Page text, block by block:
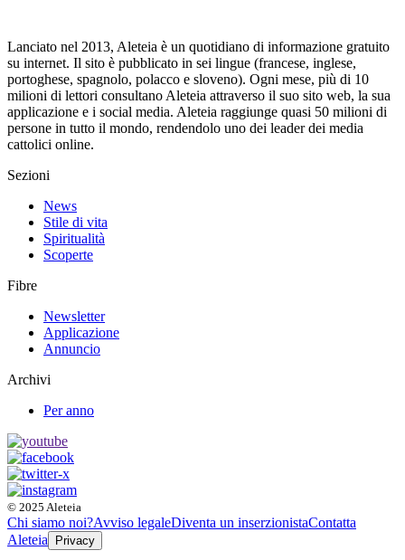
Lanciato nel 2013, Aleteia è un quotidiano di informazione gratuito
su internet. Il sito è pubblicato in sei lingue (francese, inglese,
portoghese, spagnolo, polacco e sloveno). Ogni mese, più di 10
milioni di lettori consultano Aleteia attraverso il suo sito web, la sua
applicazione e i social media. Aleteia raggiunge quasi 50 milioni di
persone in tutto il mondo, rendendolo uno dei leader dei media
cattolici online.
Sezioni
News
Stile di vita
Spiritualità
Scoperte
Fibre
Newsletter
Applicazione
Annuncio
Archivi
Per anno
© 2025 Aleteia
Chi siamo noi?Avviso legaleDiventa un inserzionistaContatta
Aleteia
Privacy